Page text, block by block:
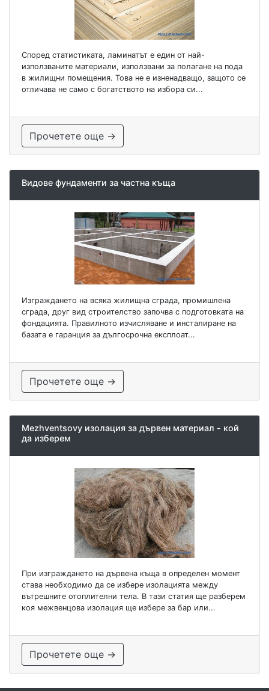
Според статистиката, ламинатът е един от най-
използваните материали, използвани за полагане на пода
в жилищни помещения. Това не е изненадващо, защото се
отличава не само с богатството на избора си...
Прочетете още →
Видове фундаменти за частна къща
Изграждането на всяка жилищна сграда, промишлена
сграда, друг вид строителство започва с подготовката на
фондацията. Правилното изчисляване и инсталиране на
базата е гаранция за дългосрочна експлоат...
Прочетете още →
Mezhventsovy изолация за дървен материал - кой
да изберем
При изграждането на дървена къща в определен момент
става необходимо да се избере изолацията между
вътрешните отоплителни тела. В тази статия ще разберем
коя межвенцова изолация ще избере за бар или...
Прочетете още →